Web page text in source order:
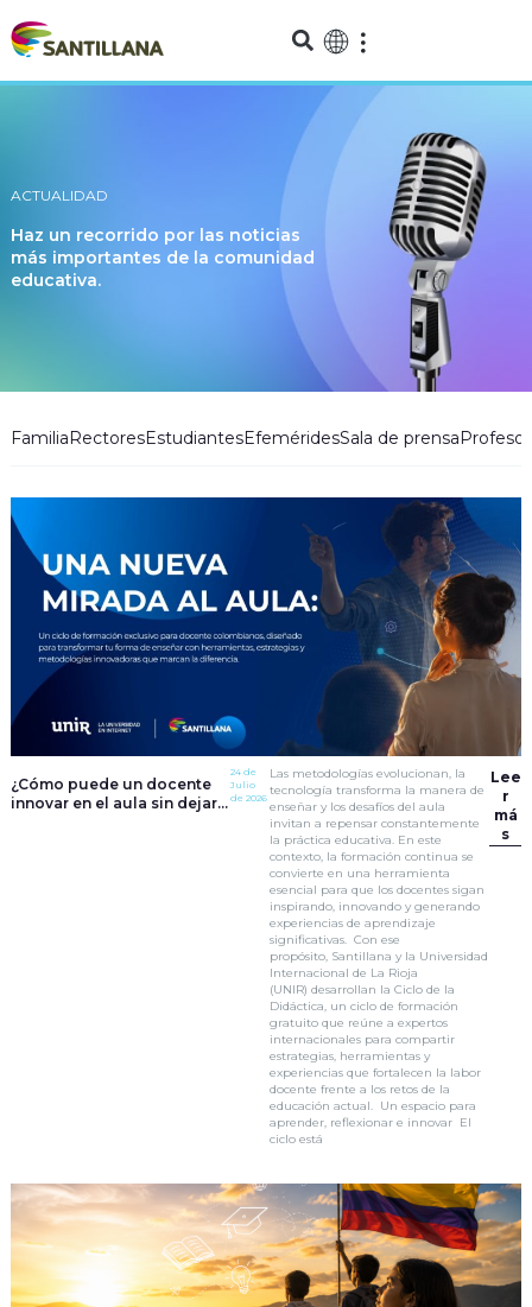
ACTUALIDAD
Haz un recorrido por las noticias
más importantes de la comunidad
educativa.
Efemérides
Estudiantes
FamiliaRectores Sala de prensa
¿Cómo puede un docente
innovar en el aula sin dejar
24 de
Julio
de 2026
Las metodologías evolucionan, la
tecnología transforma la manera de
enseñar y los desafíos del aula
invitan a repensar constantemente
la práctica educativa. En este
contexto, la formación continua se
convierte en una herramienta
esencial para que los docentes sigan
inspirando, innovando y generando
experiencias de aprendizaje
significativas. Con ese
propósito, Santillana y la Universidad
Internacional de La Rioja
(UNIR) desarrollan la Ciclo de la
Didáctica, un ciclo de formación
gratuito que reúne a expertos
internacionales para compartir
estrategias, herramientas y
experiencias que fortalecen la labor
docente frente a los retos de la
educación actual. Un espacio para
aprender, reflexionar e innovar El
ciclo está
Lee
r
má
s